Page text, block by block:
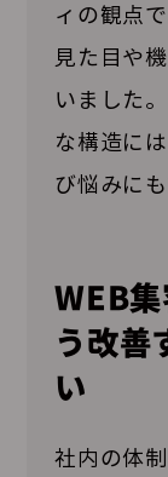
ィの観点
見た目や
いました
な構造に
び悩みに
WEB
う改善
い
社内の体